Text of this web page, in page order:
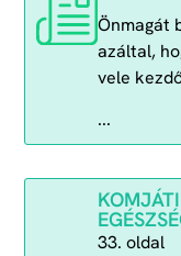
Önmagát
azáltal,
vele
...
33. oldal